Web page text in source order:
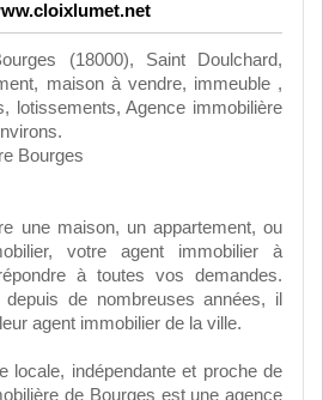
(18000), Saint Doulchard,
maison à vendre, immeuble ,
lotissements, Agence immobilière
Bourges
une maison, un appartement, ou
votre agent immobilier à
à toutes vos demandes.
de nombreuses années, il
agent immobilier de la ville.
locale, indépendante et proche de
de Bourges est une agence